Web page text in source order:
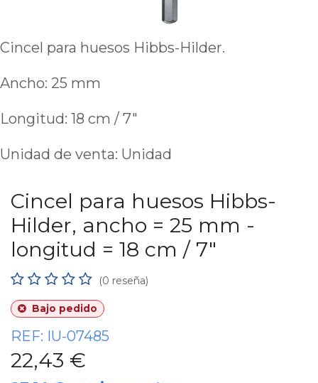
Cincel para huesos Hibbs-Hilder.
Ancho: 25 mm
Longitud: 18 cm / 7"
Unidad de venta: Unidad
Cincel para huesos Hibbs-
Hilder, ancho = 25 mm -
longitud = 18 cm / 7"
(0 reseña)
Bajo pedido
REF: IU-07485
22,43 €